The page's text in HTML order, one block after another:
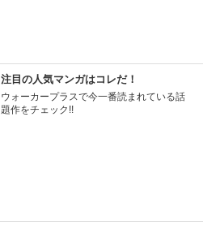
注目の人気マンガはコレだ！
ウォーカープラスで今一番読まれている話
題作をチェック!!